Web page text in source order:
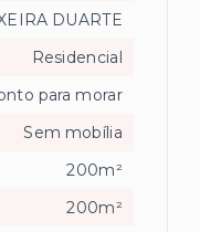
DUARTE
Residencial
para morar
Sem mobília
200m²
200m²